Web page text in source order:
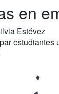
en
Estévez
estudiantes